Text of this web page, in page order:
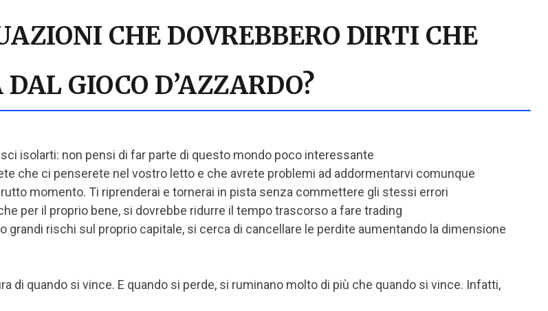
CHE DOVREBBERO DIRTI CHE
GIOCO D’AZZARDO?
isolarti: non pensi di far parte di questo mondo poco interessante
che ci penserete nel vostro letto e che avrete problemi ad addormentarvi comunque
momento. Ti riprenderai e tornerai in pista senza commettere gli stessi errori
per il proprio bene, si dovrebbe ridurre il tempo trascorso a fare trading
rischi sul proprio capitale, si cerca di cancellare le perdite aumentando la dimensione
di quando si vince. E quando si perde, si ruminano molto di più che quando si vince. Infatti,